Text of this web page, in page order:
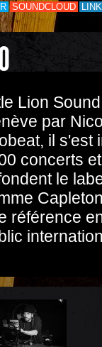
SOUNDCLOUD
Lion
par
il s'est
concerts
le
référence